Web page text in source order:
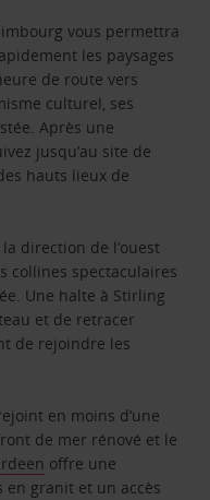
vous permettra
les paysages
de route vers
culturel, ses
Après une
jusqu’au site de
hauts lieux de
direction de l’ouest
collines spectaculaires
Une halte à Stirling
et de retracer
de rejoindre les
en moins d’une
de mer rénové et le
offre une
en granit et un accès